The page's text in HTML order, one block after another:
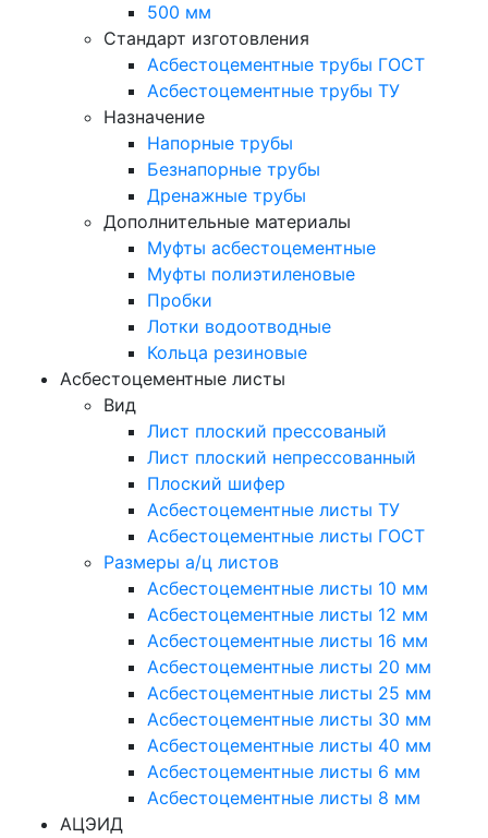
500 мм
Стандарт изготовления
Асбестоцементные трубы ГОСТ
Асбестоцементные трубы ТУ
Назначение
Напорные трубы
Безнапорные трубы
Дренажные трубы
Дополнительные материалы
Муфты асбестоцементные
Муфты полиэтиленовые
Пробки
Лотки водоотводные
Кольца резиновые
Асбестоцементные листы
Вид
Лист плоский прессованый
Лист плоский непрессованный
Плоский шифер
Асбестоцементные листы ТУ
Асбестоцементные листы ГОСТ
Размеры а/ц листов
Асбестоцементные листы 10 мм
Асбестоцементные листы 12 мм
Асбестоцементные листы 16 мм
Асбестоцементные листы 20 мм
Асбестоцементные листы 25 мм
Асбестоцементные листы 30 мм
Асбестоцементные листы 40 мм
Асбестоцементные листы 6 мм
Асбестоцементные листы 8 мм
АЦЭИД